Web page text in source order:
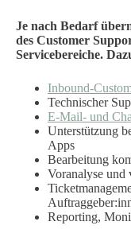
Je nach Bedarf
des Customer
Servicebereiche.
Inbound-
Technischer
E-Mail- und
Unterstützung
Apps
Bearbeitung
Voranalyse und
Reporting,